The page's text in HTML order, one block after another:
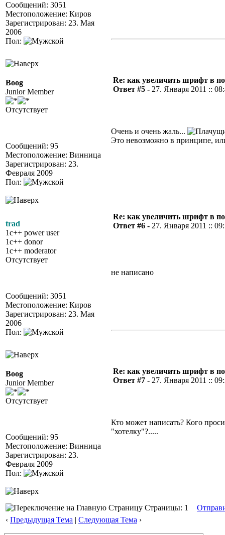
Сообщений: 3051
Местоположение: Киров
Зарегистрирован: 23. Мая
2006
Пол:
Boog
Junior Member
Отсутствует
Сообщений: 95
Местоположение: Винница
Зарегистрирован: 23.
Февраля 2009
Пол:
Re: как увеличить шрифт в
Ответ #5 - 27. Января 2011 ::
Очень и очень жаль...
Это невозможно в принципе,
trad
1c++ power user
1c++ donor
1c++ moderator
Отсутствует
Сообщений: 3051
Местоположение: Киров
Зарегистрирован: 23. Мая
2006
Пол:
Re: как увеличить шрифт в
Ответ #6 - 27. Января 2011 ::
не написано
Boog
Junior Member
Отсутствует
Сообщений: 95
Местоположение: Винница
Зарегистрирован: 23.
Февраля 2009
Пол:
Re: как увеличить шрифт в
Ответ #7 - 27. Января 2011 ::
Кто может написать? Кого
"хотелку"?.....
Страницы: 1
‹ Предыдущая Тема | Следующая Тема ›